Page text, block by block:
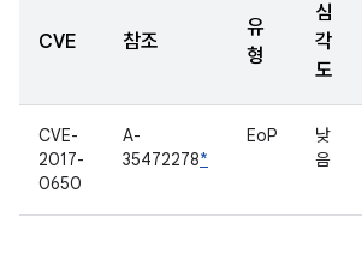
CVE 참조
유
형
심
각
도
CVE-
2017-
0650
A-
35472278*
EoP
낮
음